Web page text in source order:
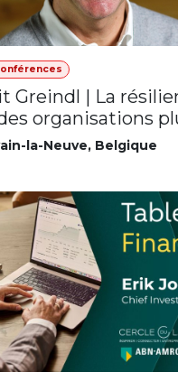
Greindl | La
organisations
la-Neuve, Belgique